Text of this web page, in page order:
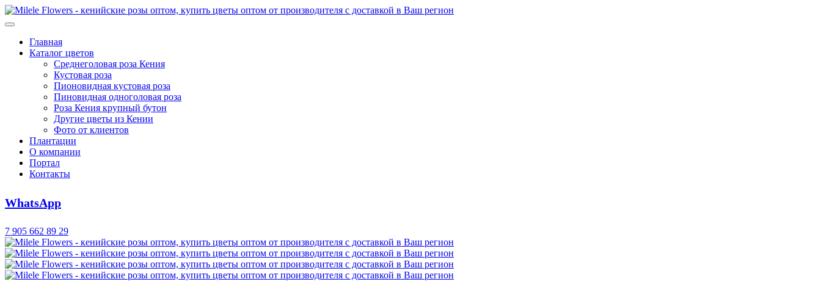
Главная
Каталог цветов
Среднеголовая роза Кения
Кустовая роза
Пионовидная кустовая роза
Пиновидная одноголовая роза
Роза Кения крупный бутон
Другие цветы из Кении
Фото от клиентов
Плантации
О компании
Портал
Контакты
WhatsApp
7 905 662 89 29